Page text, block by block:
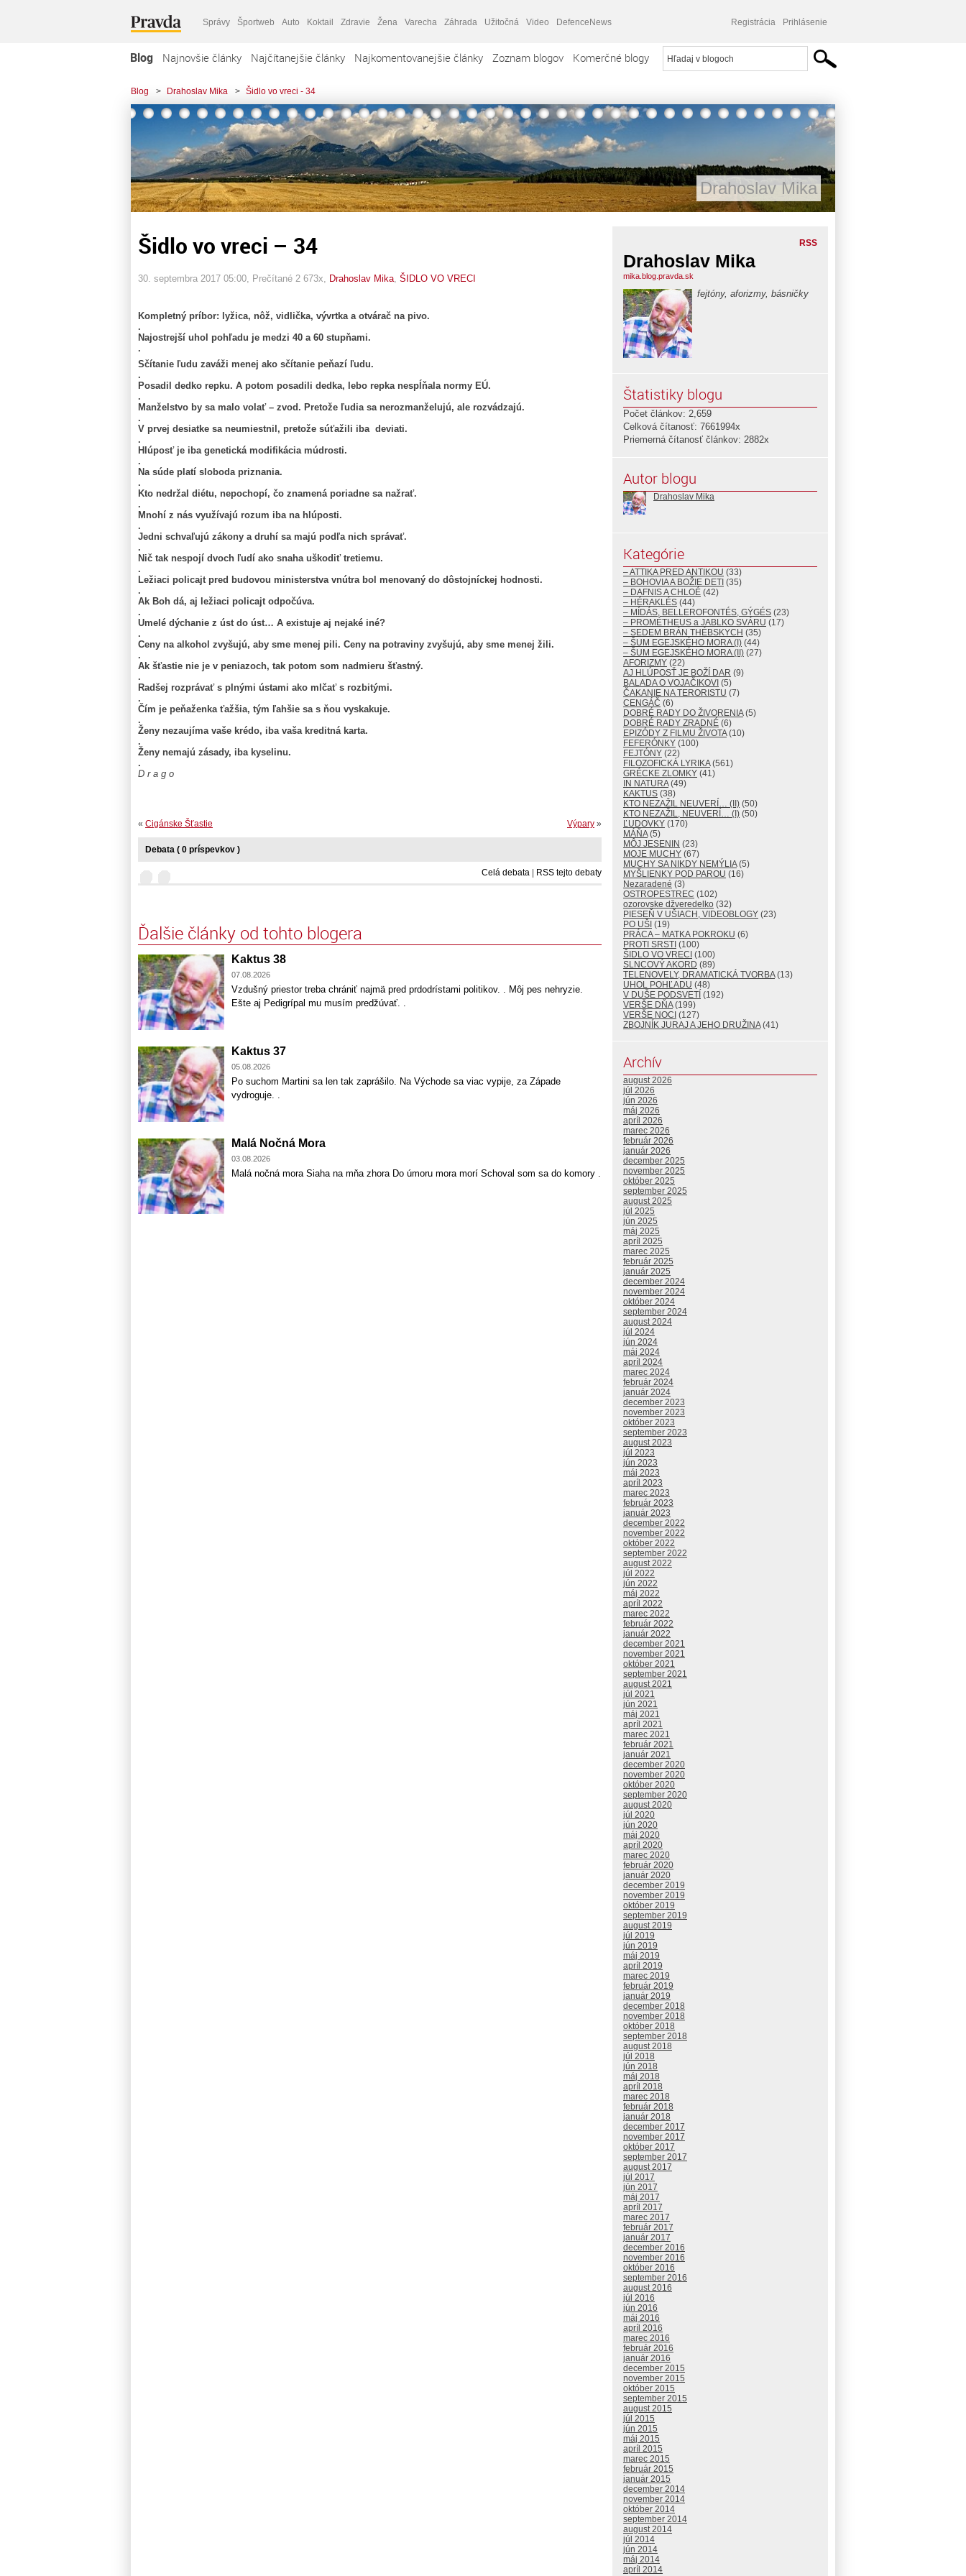
Správy Športweb Auto Koktail Zdravie Žena Varecha Záhrada Užitočná Video DefenceNews Registrácia Prihlásenie
Blog Najnovšie články Najčítanejšie články Najkomentovanejšie články Zoznam blogov Komerčné blogy
Blog > Drahoslav Mika > Šidlo vo vreci - 34
Drahoslav Mika
Šidlo vo vreci – 34
30. septembra 2017 05:00 , Prečítané 2 673x, Drahoslav Mika ŠIDLO VO VRECI
Kompletný príbor: lyžica, nôž, vidlička, vývrtka a otvárač na pivo.
.
Najostrejší uhol pohľadu je medzi 40 a 60 stupňami.
.
Sčítanie ľudu zaváži menej ako sčítanie peňazí ľudu.
.
Posadil dedko repku. A potom posadili dedka, lebo repka nespĺňala normy EÚ.
.
Manželstvo by sa malo volať – zvod. Pretože ľudia sa nerozmanželujú, ale rozvádzajú.
.
V prvej desiatke sa neumiestnil, pretože súťažili iba deviati.
.
Hlúposť je iba genetická modifikácia múdrosti.
.
Na súde platí sloboda priznania.
.
Kto nedržal diétu, nepochopí, čo znamená poriadne sa nažrať.
.
Mnohí z nás využívajú rozum iba na hlúposti.
.
Jedni schvaľujú zákony a druhí sa majú podľa nich správať.
.
Nič tak nespojí dvoch ľudí ako snaha uškodiť tretiemu.
.
Ležiaci policajt pred budovou ministerstva vnútra bol menovaný do dôstojníckej hodnosti.
.
Ak Boh dá, aj ležiaci policajt odpočúva.
.
Umelé dýchanie z úst do úst… A existuje aj nejaké iné?
.
Ceny na alkohol zvyšujú, aby sme menej pili. Ceny na potraviny zvyšujú, aby sme menej žili.
.
Ak šťastie nie je v peniazoch, tak potom som nadmieru šťastný.
.
Radšej rozprávať s plnými ústami ako mlčať s rozbitými.
.
Čím je peňaženka ťažšia, tým ľahšie sa s ňou vyskakuje.
.
Ženy nezaujíma vaše krédo, iba vaša kreditná karta.
.
Ženy nemajú zásady, iba kyselinu.
.
D r a g o
Výpary »
« Cigánske Šťastie
Debata ( 0 príspevkov )
Celá debata | RSS tejto debaty
Ďalšie články od tohto blogera
Kaktus 38
07.08.2026
Vzdušný priestor treba chrániť najmä pred prdodrístami politikov. . Môj pes nehryzie.
Ešte aj Pedigrípal mu musím predžúvať. .
Kaktus 37
05.08.2026
Po suchom Martini sa len tak zaprášilo. Na Východe sa viac vypije, za Západe
vydroguje. .
Malá Nočná Mora
03.08.2026
Malá nočná mora Siaha na mňa zhora Do úmoru mora morí Schoval som sa do komory .
RSS
Drahoslav Mika
mika.blog.pravda.sk
fejtóny, aforizmy, básničky
Štatistiky blogu
Počet článkov: 2,659
Celková čítanosť: 7661994x
Priemerná čítanosť článkov: 2882x
Autor blogu
Drahoslav Mika
Kategórie
– ATTIKA PRED ANTIKOU (33)
– BOHOVIA A BOŽIE DETI (35)
– DAFNIS A CHLOÉ (42)
– HÉRAKLÉS (44)
– MÍDÁS, BELLEROFONTÉS, GÝGÉS (23)
– PROMÉTHEUS a JABLKO SVÁRU (17)
– SEDEM BRÁN THÉBSKYCH (35)
– ŠUM EGEJSKÉHO MORA (I) (44)
– ŠUM EGEJSKÉHO MORA (II) (27)
AFORIZMY (22)
AJ HLÚPOSŤ JE BOŽÍ DAR (9)
BALADA O VOJAČIKOVI (5)
ČAKANIE NA TERORISTU (7)
CENGÁČ (6)
DOBRÉ RADY DO ŽIVORENIA(5)
DOBRÉ RADY ZRADNÉ (6)
EPIZÓDY Z FILMU ŽIVOTA(10)
FEFERÓNKY (100)
FEJTÓNY (22)
FILOZOFICKÁ LYRIKA(561)
GRÉCKE ZLOMKY (41)
IN NATURA(49)
KAKTUS (38)
KTO NEZAŽIL NEUVERÍ… (II) (50)
KTO NEZAŽIL, NEUVERÍ… (I) (50)
ĽUDOVKY (170)
MÁŇA(5)
MÔJ JESENIN (23)
MOJE MUCHY (67)
MUCHY SA NIKDY NEMÝLIA(5)
MYŠLIENKY POD PAROU (16)
Nezaradené (3)
OSTROPESTREC (102)
ozorovske džveredelko (32)
PIESEŇ V UŠIACH, VIDEOBLOGY (23)
PO UŠI (19)
PRÁCA – MATKA POKROKU (6)
PROTI SRSTI (100)
ŠIDLO VO VRECI (100)
SLNCOVÝ AKORD (89)
TELENOVELY, DRAMATICKÁ TVORBA(13)
UHOL POHĽADU (48)
V DUŠE PODSVETÍ (192)
VERŠE DŇA(199)
VERŠE NOCI (127)
ZBOJNÍK JURAJ A JEHO DRUŽINA(41)
Archív
august 2026
júl 2026
jún 2026
máj 2026
apríl 2026
marec 2026
február 2026
január 2026
december 2025
november 2025
október 2025
september 2025
august 2025
júl 2025
jún 2025
máj 2025
apríl 2025
marec 2025
február 2025
január 2025
december 2024
november 2024
október 2024
september 2024
august 2024
júl 2024
jún 2024
máj 2024
apríl 2024
marec 2024
február 2024
január 2024
december 2023
november 2023
október 2023
september 2023
august 2023
júl 2023
jún 2023
máj 2023
apríl 2023
marec 2023
február 2023
január 2023
december 2022
november 2022
október 2022
september 2022
august 2022
júl 2022
jún 2022
máj 2022
apríl 2022
marec 2022
február 2022
január 2022
december 2021
november 2021
október 2021
september 2021
august 2021
júl 2021
jún 2021
máj 2021
apríl 2021
marec 2021
február 2021
január 2021
december 2020
november 2020
október 2020
september 2020
august 2020
júl 2020
jún 2020
máj 2020
apríl 2020
marec 2020
február 2020
január 2020
december 2019
november 2019
október 2019
september 2019
august 2019
júl 2019
jún 2019
máj 2019
apríl 2019
marec 2019
február 2019
január 2019
december 2018
november 2018
október 2018
september 2018
august 2018
júl 2018
jún 2018
máj 2018
apríl 2018
marec 2018
február 2018
január 2018
december 2017
november 2017
október 2017
september 2017
august 2017
júl 2017
jún 2017
máj 2017
apríl 2017
marec 2017
február 2017
január 2017
december 2016
november 2016
október 2016
september 2016
august 2016
júl 2016
jún 2016
máj 2016
apríl 2016
marec 2016
február 2016
január 2016
december 2015
november 2015
október 2015
september 2015
august 2015
júl 2015
jún 2015
máj 2015
apríl 2015
marec 2015
február 2015
január 2015
december 2014
november 2014
október 2014
september 2014
august 2014
júl 2014
jún 2014
máj 2014
apríl 2014